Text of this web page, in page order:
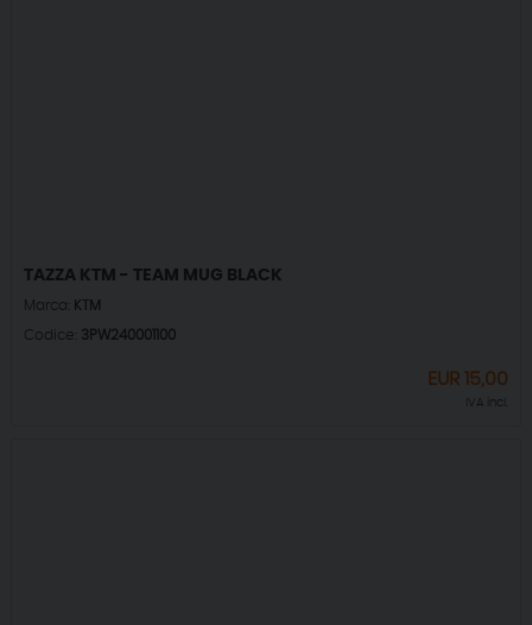
TAZZA KTM - TEAM MUG BLACK
Marca: KTM
Codice: 3PW240001100
EUR 15,00
IVA incl.